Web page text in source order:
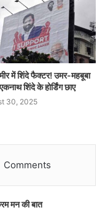
में शिंदे फैक्टर! उमर-महबूबा
शिंदे के होर्डिंग छाए
30, 2025
Comments
मन की बात